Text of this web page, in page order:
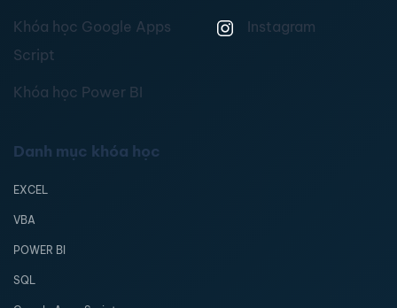
Khóa học Google Apps
Script
Khóa học Power BI
Instagram
Danh mục khóa học
EXCEL
VBA
POWER BI
SQL